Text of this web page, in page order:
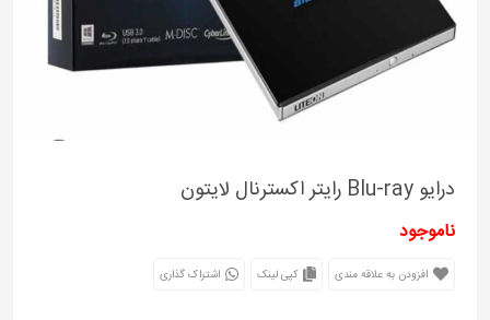
درایو Blu-ray رایتر اکسترنال لایتون
ناموجود
افزودن به علاقه مندی کپی لینک اشتراک گذاری